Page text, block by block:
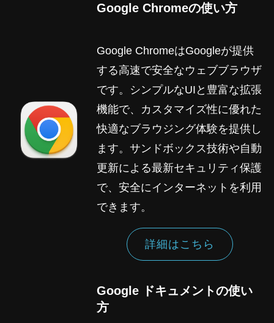
Google Chromeの使い方
Google ChromeはGoogleが提供
する高速で安全なウェブブラウザ
です。シンプルなUIと豊富な拡張
機能で、カスタマイズ性に優れた
快適なブラウジング体験を提供し
ます。サンドボックス技術や自動
更新による最新セキュリティ保護
で、安全にインターネットを利用
できます。
詳細はこちら
Google ドキュメントの使い
方